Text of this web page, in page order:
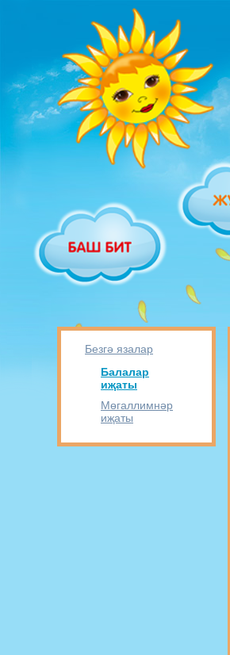
Безгә язалар
Балалар
иҗаты
Мөгаллимнәр
иҗаты